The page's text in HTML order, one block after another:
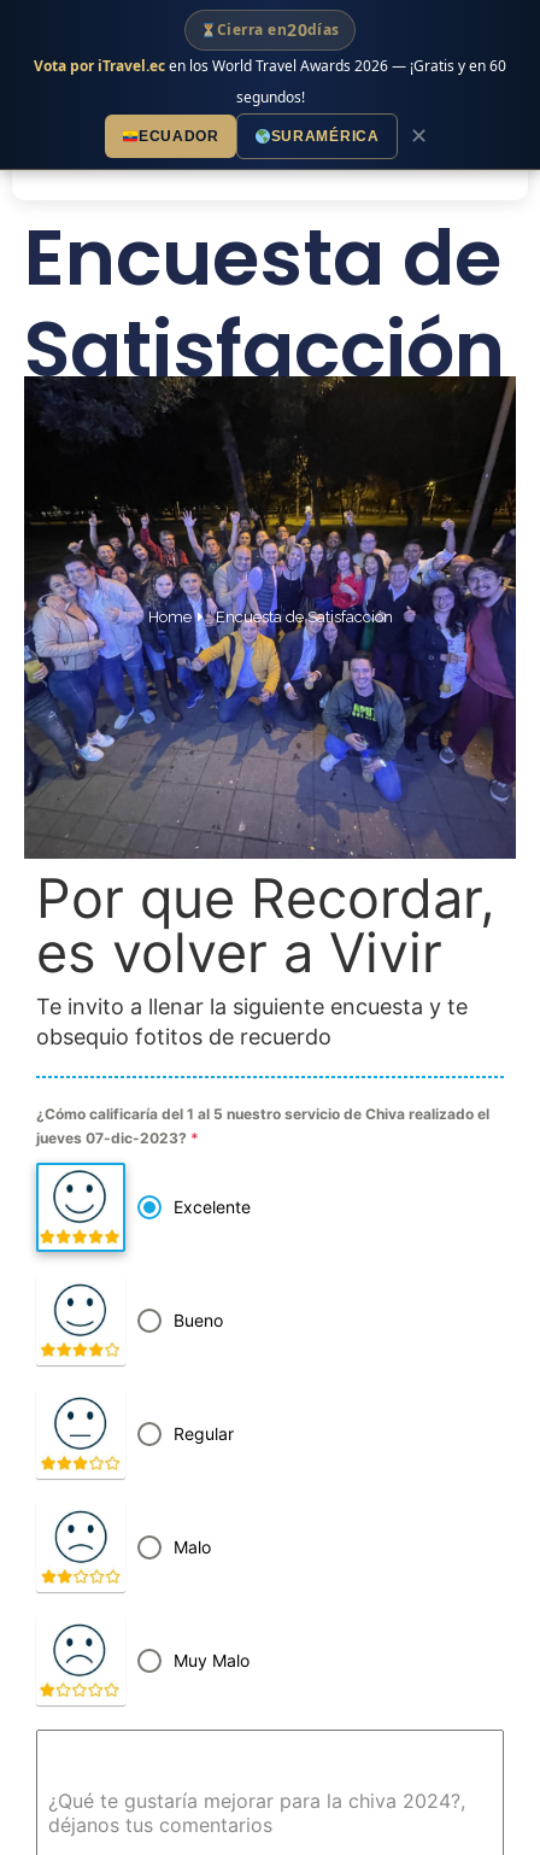
contenido
Encuesta de
Satisfacción
Home Encuesta de Satisfacción
Por que Recordar,
es volver a Vivir
Te invito a llenar la siguiente encuesta y te
obsequio fotitos de recuerdo
¿Cómo calificaría del 1 al 5 nuestro servicio de Chiva realizado el
jueves 07-dic-2023? *
Excelente
Bueno
Regular
Malo
Muy Malo
¿Qué te gustaría mejorar para la chiva 2024?,
déjanos tus comentarios
Cierra en20días
Vota por iTravel.ecen los World Travel Awards 2026 — ¡Gratis y en 60
segundos!
ECUADOR SURAMÉRICA ✕